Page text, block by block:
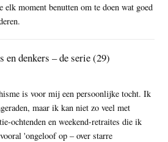
elk moment benutten om te doen wat goed
en denkers – de serie (29)
is voor mij een persoonlijke tocht. Ik
maar ik kan niet zo veel met
ochtenden en weekend-retraites die ik
'ongeloof op – over starre